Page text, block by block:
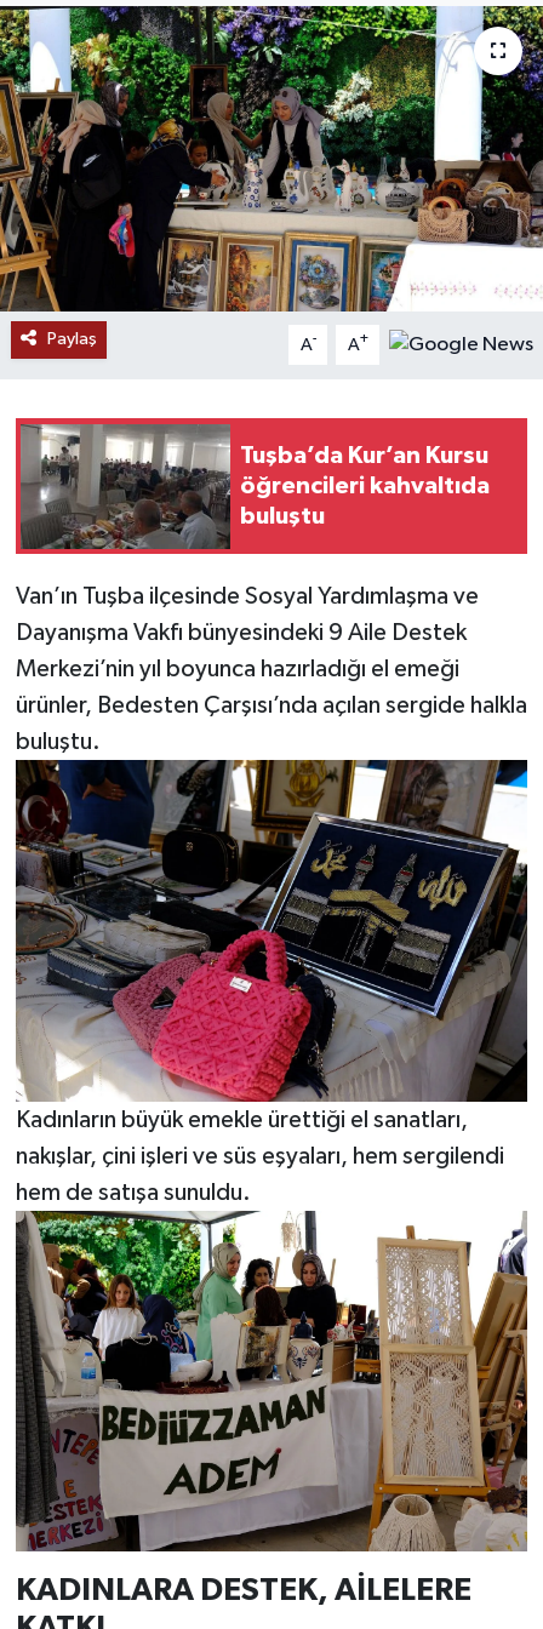
Paylaş A- A+
Tuşba’da Kur’an Kursu
öğrencileri kahvaltıda
buluştu
Van’ın Tuşba ilçesinde Sosyal Yardımlaşma ve
Dayanışma Vakfı bünyesindeki 9 Aile Destek
Merkezi’nin yıl boyunca hazırladığı el emeği
ürünler, Bedesten Çarşısı’nda açılan sergide halkla
buluştu.
Kadınların büyük emekle ürettiği el sanatları,
nakışlar, çini işleri ve süs eşyaları, hem sergilendi
hem de satışa sunuldu.
KADINLARA DESTEK, AİLELERE
RESMİ İLANLAR